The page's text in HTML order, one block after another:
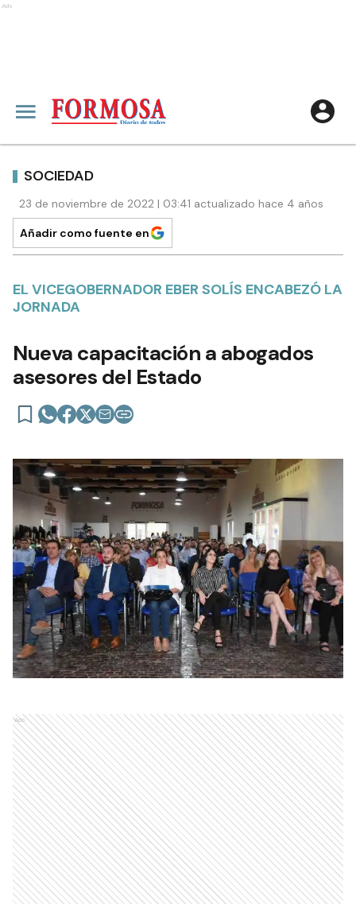
Ads
SOCIEDAD
23 de noviembre de 2022 | 03:41 actualizado hace 4 años
Añadir como fuente en
EL VICEGOBERNADOR EBER SOLÍS ENCABEZÓ LA
JORNADA
Nueva capacitación a abogados
asesores del Estado
Ads